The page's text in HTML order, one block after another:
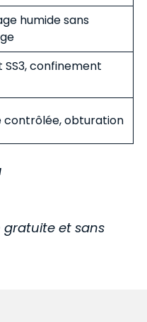
humide sans
SS3, confinement
contrôlée, obturation
gratuite et sans